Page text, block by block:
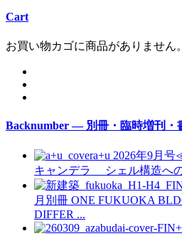
Cart
お買い物カゴに商品がありません。
Backnumber — 別冊・臨時増刊・
a+u 2026年9月
キャンデラ シェル構造へ
月別冊 ONE FUKUOKA
DIFFER ...